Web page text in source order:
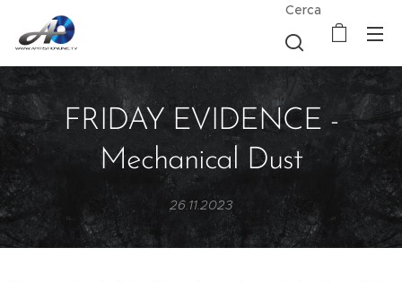
Cerca
FRIDAY EVIDENCE -
Mechanical Dust
26.11.2023